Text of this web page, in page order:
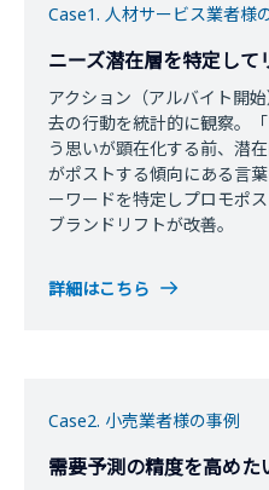
Case1. 人材サービス業者様
ニーズ潜在層を特定して
アクション（アルバイト開
去の行動を統計的に観察。
う思いが顕在化する前、潜
がポストする傾向にある言
ーワードを特定しプロモポ
ブランドリフトが改善。
詳細はこちら
Case2. 小売業者様の事例
需要予測の精度を高めた